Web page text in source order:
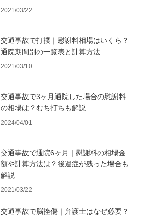
2021/03/22
交通事故で打撲｜慰謝料相場はいくら？
通院期間別の一覧表と計算方法
2021/03/10
交通事故で3ヶ月通院した場合の慰謝料
の相場は？むち打ちも解説
2024/04/01
交通事故で通院6ヶ月｜慰謝料の相場金
額や計算方法は？後遺症が残った場合も
解説
2021/03/22
交通事故で脳挫傷｜弁護士はなぜ必要？